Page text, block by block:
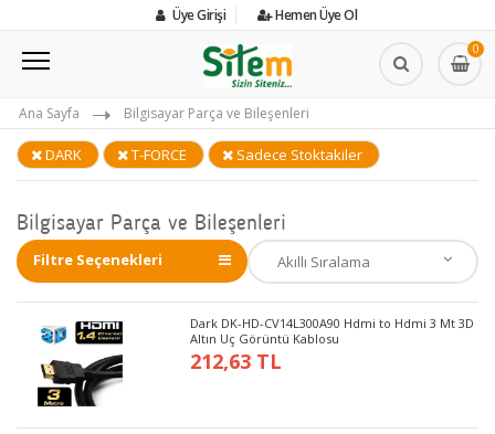
Üye Girişi Hemen Üye Ol
0
Ana Sayfa Bilgisayar Parça ve Bileşenleri
DARK T-FORCE Sadece Stoktakiler
Bilgisayar Parça ve Bileşenleri
Filtre Seçenekleri
Dark DK-HD-CV14L300A90 Hdmi to Hdmi 3 Mt 3D
Altın Uç Görüntü Kablosu
212,63 TL